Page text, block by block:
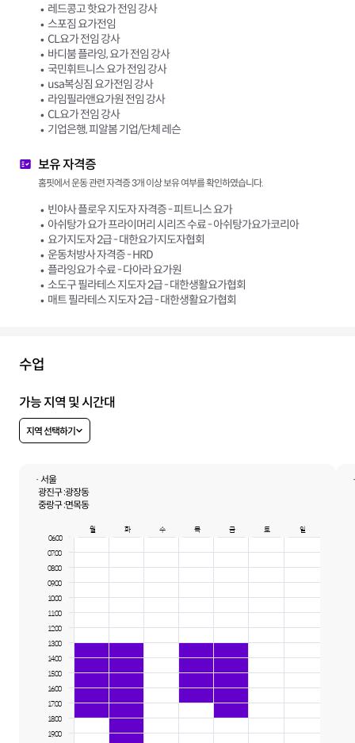
레드콩고 핫요가 전임 강사
스포짐 요가전임
CL요가 전임 강사
바디붐 플라잉, 요가 전임 강사
국민휘트니스 요가 전임 강사
usa복싱짐 요가전임 강사
라임필라앤요가원 전임 강사
CL요가 전임 강사
기업은행, 피알봄 기업/단체 레슨
보유 자격증
홈핏에서 운동 관련 자격증 3개 이상 보유 여부를 확인하였습니다.
빈야사 플로우 지도자 자격증 - 피트니스 요가
아쉬탕가 요가 프라이머리 시리즈 수료 - 아쉬탕가요가코리아
요가지도자 2급 - 대한요가지도자협회
운동처방사 자격증 - HRD
플라잉요가 수료 - 다아라 요가원
소도구 필라테스 지도자 2급 - 대한생활요가협회
매트 필라테스 지도자 2급 - 대한생활요가협회
수업
가능 지역 및 시간대
지역 선택하기
· 서울
광진구 :광장동
중랑구 :면목동
월 화 수 목 금 토
일
06:00
07:00
08:00
09:00
10:00
11:00
12:00
13:00
14:00
15:00
16:00
17:00
18:00
19:00